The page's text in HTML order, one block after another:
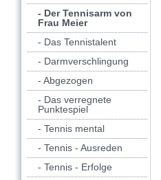
- Der Tennisarm von
Frau Meier
- Das Tennistalent
- Darmverschlingung
- Abgezogen
- Das verregnete
Punktespiel
- Tennis mental
- Tennis - Ausreden
- Tennis - Erfolge